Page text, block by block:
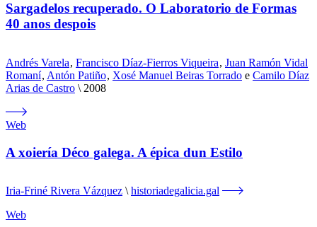
Sargadelos recuperado. O Laboratorio de Formas
40 anos despois
Andrés Varela, Francisco Díaz-Fierros Viqueira, Juan Ramón Vidal
Romaní, Antón Patiño, Xosé Manuel Beiras Torrado e Camilo Díaz
Arias de Castro
2008
Web
A xoiería Déco galega. A épica dun Estilo
Iria-Friné Rivera Vázquez
historiadegalicia.gal
Web